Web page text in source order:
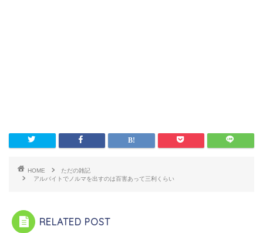
HOME
ただの雑記
アルバイトでノルマを出すのは百害あって三利くらい
RELATED POST